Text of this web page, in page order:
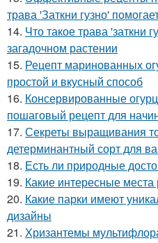
трава 'Заткни гузно'
14. Что такое трава 'заткни
загадочном растении
15. Рецепт маринованных
простой и вкусный способ
16. Консервированные
пошаговый рецепт для
17. Секреты выращивания
детерминантный сорт для
18. Есть ли природные
19. Какие интересные
20. Какие парки имеют
дизайны
21. Хризантемы